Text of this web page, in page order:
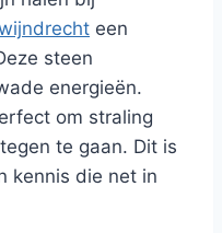
een
steen
energieën.
om straling
te gaan. Dit is
kennis die net in